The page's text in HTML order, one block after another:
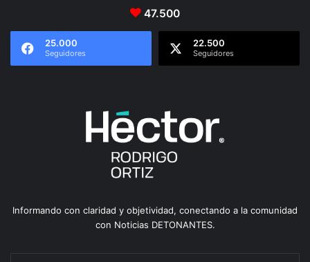
47.500
25.000
Seguidores
22.500
Seguidores
Informando con claridad y objetividad, conectando a la comunidad
con Noticias DETONANTES.